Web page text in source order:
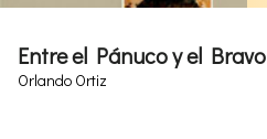
Entre el Pánuco y el Bravo
Orlando Ortiz